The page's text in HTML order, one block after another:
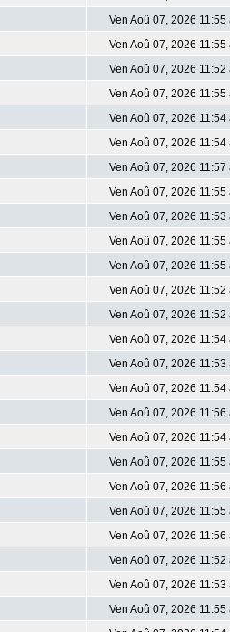
Ven Aoû 07, 2026 11:55
Ven Aoû 07, 2026 11:55
Ven Aoû 07, 2026 11:52
Ven Aoû 07, 2026 11:55
Ven Aoû 07, 2026 11:54
Ven Aoû 07, 2026 11:54
Ven Aoû 07, 2026 11:57
Ven Aoû 07, 2026 11:55
Ven Aoû 07, 2026 11:53
Ven Aoû 07, 2026 11:55
Ven Aoû 07, 2026 11:55
Ven Aoû 07, 2026 11:52
Ven Aoû 07, 2026 11:52
Ven Aoû 07, 2026 11:54
Ven Aoû 07, 2026 11:53
Ven Aoû 07, 2026 11:54
Ven Aoû 07, 2026 11:56
Ven Aoû 07, 2026 11:54
Ven Aoû 07, 2026 11:55
Ven Aoû 07, 2026 11:56
Ven Aoû 07, 2026 11:55
Ven Aoû 07, 2026 11:56
Ven Aoû 07, 2026 11:52
Ven Aoû 07, 2026 11:53
Ven Aoû 07, 2026 11:55